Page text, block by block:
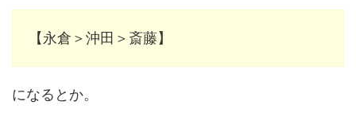
【永倉＞沖田＞斎藤】
になるとか。